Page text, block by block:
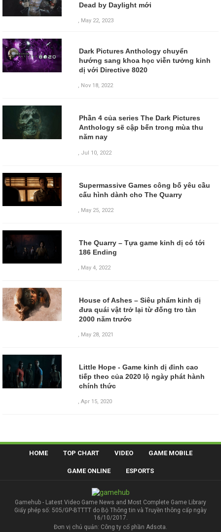
Dead by Daylight mới
, May 22, 2023
Dark Pictures Anthology chuyển
hướng sang khoa học viễn tưởng kinh
dị với Directive 8020
, Nov 18, 2022
Phần 4 của series The Dark Pictures
Anthology sẽ cập bến trong mùa thu
năm nay
Jul 10, 2022
Supermassive Games công bố yêu cầu
cấu hình dành cho The Quarry
, May 25, 2022
The Quarry – Tựa game kinh dị có tới
186 Ending
, May 4, 2022
House of Ashes – Siêu phẩm kinh dị
đưa quái vật trở lại từ đống tro tàn
2000 năm trước
, May 28, 2021
Little Hope - Game kinh dị đỉnh cao
tiếp theo của 2020 lộ ngày phát hành
chính thức
,Apr 15, 2020
HOME TOP CHART VIDEO GAME MOBILE
GAME ONLINE ESPORTS
Gamehub - Latest Video Game News and Most Complete Game Library
Giấy phép số: 505/GP-BTTTT do Bộ Thông tin và Truyền thông cấp ngày
16/10/2017.
Đơn vị chủ quản: Công ty cổ phần Adsota.